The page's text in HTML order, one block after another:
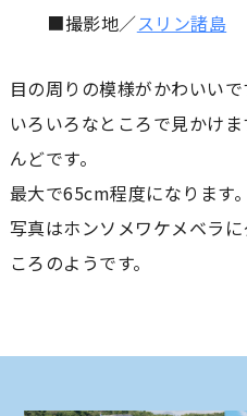
■撮影地／スリン諸島
目の周りの模様がかわいいで
いろいろなところで見かけ
んどです。
最大で65cm程度になります。
写真はホンソメワケメベラ
ころのようです。